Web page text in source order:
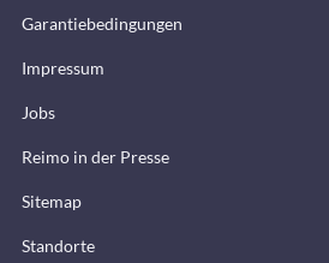
Garantiebedingungen
Impressum
Jobs
Reimo in der Presse
Sitemap
Standorte